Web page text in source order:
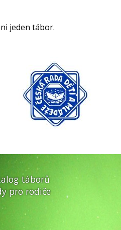
jeden tábor.
táborů
pro rodiče